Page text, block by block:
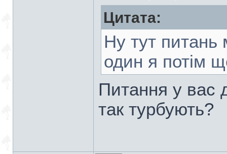
Цитата:
Ну тут питань
один я потім
Питання у вас
так турбують?